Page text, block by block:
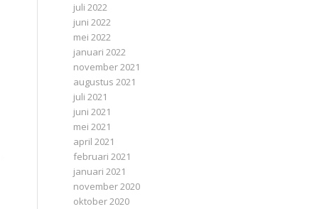
juli 2022
juni 2022
mei 2022
januari 2022
november 2021
augustus 2021
juli 2021
juni 2021
mei 2021
april 2021
februari 2021
januari 2021
november 2020
oktober 2020